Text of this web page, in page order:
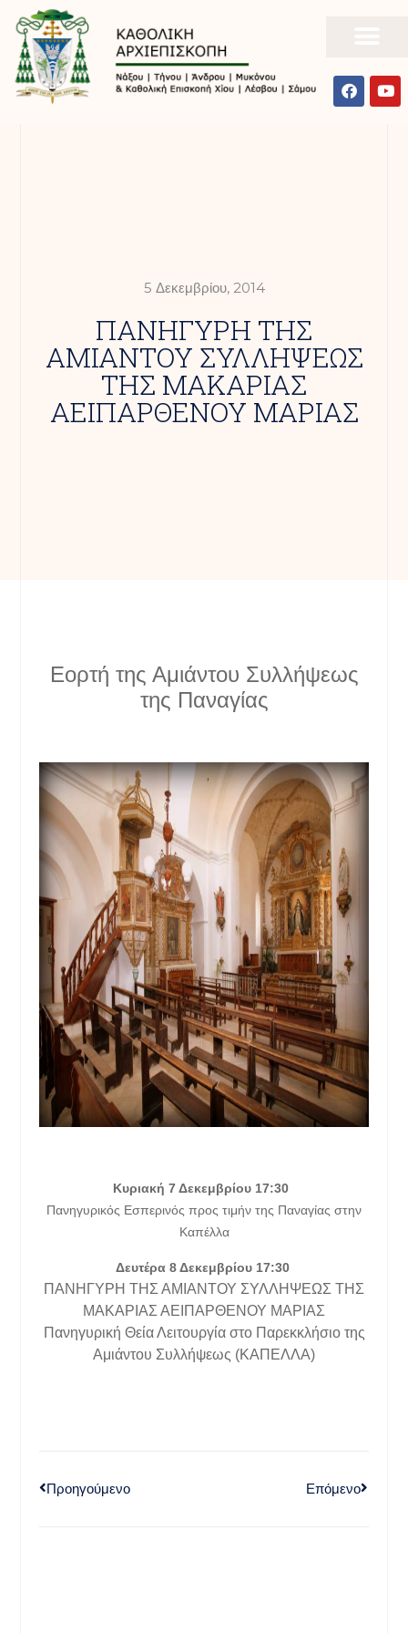
5 Δεκεμβρίου, 2014
ΠΑΝΗΓΥΡΗ ΤΗΣ
ΑΜΙΑΝΤΟΥ ΣΥΛΛΗΨΕΩΣ
ΤΗΣ ΜΑΚΑΡΙΑΣ
ΑΕΙΠΑΡΘΕΝΟΥ ΜΑΡΙΑΣ
Εορτή της Αμιάντου Συλλήψεως
της Παναγίας
Κυριακή 7 Δεκεμβρίου 17:30
Πανηγυρικός Εσπερινός προς τιμήν της Παναγίας στην
Καπέλλα
Δευτέρα 8 Δεκεμβρίου 17:30
ΠΑΝΗΓΥΡΗ ΤΗΣ ΑΜΙΑΝΤΟΥ ΣΥΛΛΗΨΕΩΣ ΤΗΣ
ΜΑΚΑΡΙΑΣ ΑΕΙΠΑΡΘΕΝΟΥ ΜΑΡΙΑΣ
Πανηγυρική Θεία Λειτουργία στο Παρεκκλήσιο της
Αμιάντου Συλλήψεως (ΚΑΠΕΛΛΑ)
Προηγούμενο Επόμενο